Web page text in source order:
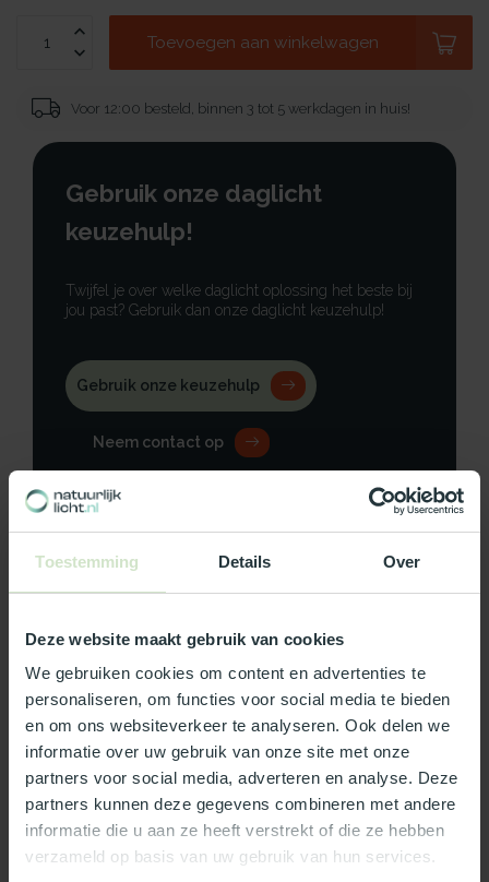
Toestemming Details Over
Deze website maakt gebruik van cookies
We gebruiken cookies om content en advertenties te
personaliseren, om functies voor social media te bieden
en om ons websiteverkeer te analyseren. Ook delen we
informatie over uw gebruik van onze site met onze
partners voor social media, adverteren en analyse. Deze
partners kunnen deze gegevens combineren met andere
informatie die u aan ze heeft verstrekt of die ze hebben
verzameld op basis van uw gebruik van hun services.
Toevoegen aan winkelwagen
Voor 12:00 besteld, binnen 3 tot 5 werkdagen in huis!
Gebruik onze daglicht
keuzehulp!
Twijfel je over welke daglicht oplossing het beste bij
jou past? Gebruik dan onze daglicht keuzehulp!
Gebruik onze keuzehulp
Neem contact op
Productomschrijving
Specificaties
Reviews
Wat ons écht bijzonder maakt:
Officieel Skylux dealer!
Gratis bezorging in Nederland, m.u.v. de Waddeneilanden
99% uit voorraad leverbaar